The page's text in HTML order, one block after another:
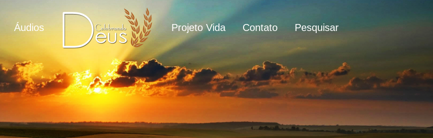
Áudios Projeto Vida Contato Pesquisar